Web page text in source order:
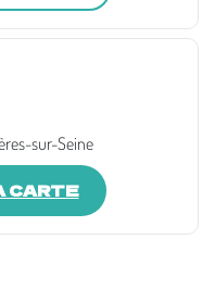
sur-Seine
CARTE